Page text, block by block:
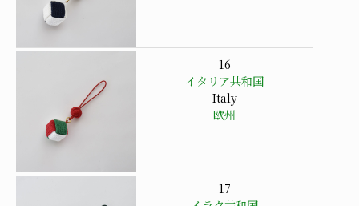
16
イタリア共和国
Italy
欧州
17